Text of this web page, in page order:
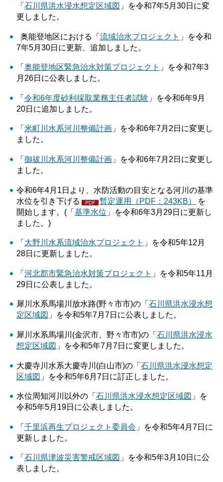
「 石川県洪水浸水想定区域図 」を令和7年5月30日に変
更しました。
奥能登地区における「 流域治水プロジェクト 」を令和
7年5月30日に更新、追加しました。
「 奥能登地区緊急治水対策プロジェクト 」を令和7年3
月26日に公表しました。
「 令和6年度砂利採取業務主任者試験 」を令和6年9月
20日に追加しました。
「 米町川水系河川整備計画」を令和6年7月2日に変更し
ました。
「 御祓川水系河川整備計画」を令和6年7月2日に変更し
ました。
令和6年4月1日より、水防活動の目安となる河川の基準
水位を引き下げる
暫定運用（PDF：243KB）
を
開始します。(「 基準水位 」を令和6年3月29日に更新し
ました。)
「 大野川水系流域治水プロジェクト 」を令和5年12月
28日に更新しました。
「 河北郡市緊急治水対策プロジェクト 」を令和5年11月
29日に公表しました。
犀川水系馬場川放水路(野々市市)の「 石川県洪水浸水想
定区域図 」を令和5年7月7日に公表しました。
犀川水系馬場川(金沢市、野々市市)の「 石川県洪水浸水
想定区域図 」を令和5年7月7日に変更しました。
大慶寺川水系大慶寺川(白山市)の「 石川県洪水浸水想定
区域図 」を令和5年6月7日に訂正しました。
水位周知河川以外の「 石川県洪水浸水想定区域図 」を
令和5年5月19日に公表しました。
「 千里浜再生プロジェクト委員会 」を令和5年4月7日に
更新しました。
「 石川県津波災害警戒区域図 」を令和5年3月10日に公
表しました。